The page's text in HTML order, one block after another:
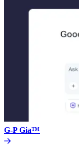
G-P Gia™​​